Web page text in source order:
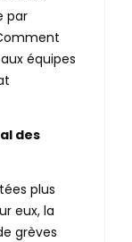
par
équipes
des
plus
eux, la
grèves